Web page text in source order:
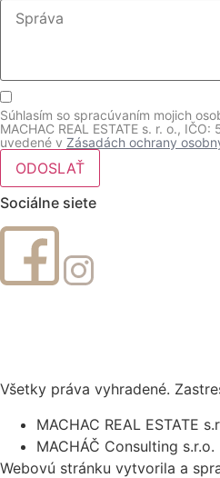
Súhlasím so spracúvaním mojich
MACHAC REAL ESTATE s. r. o.,
uvedené v Zásadách ochrany
ODOSLAŤ
Sociálne siete
Všetky práva vyhradené.
MACHAC REAL ESTATE
MACHÁČ Consulting s.r.o.
Webovú stránku vytvorila a